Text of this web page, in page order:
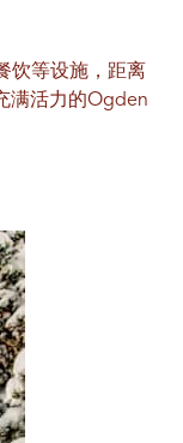
饮等设施，距离
满活力的Ogden